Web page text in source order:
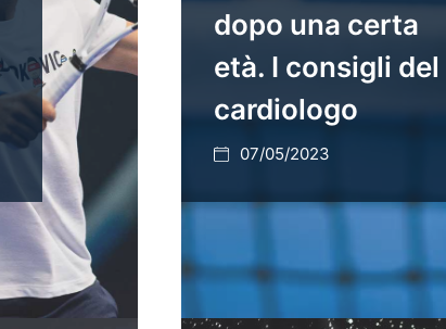
dopo una certa
età. I consigli del
cardiologo
07/05/2023